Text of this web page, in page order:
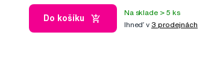
Do košíku
Na sklade > 5 ks
Ihneď v 3 prodejnách